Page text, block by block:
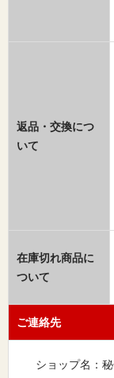
返品・交換につ
いて
在庫切れ商品に
ついて
ご連絡先
ショップ名：